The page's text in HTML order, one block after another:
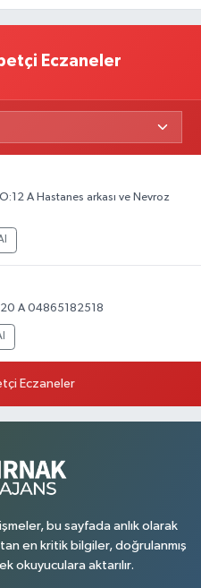
Eczaneler
A Hastanes arkası ve Nevroz
A 04865182518
Eczaneler
bu sayfada anlık olarak
en kritik bilgiler, doğrulanmış
okuyuculara aktarılır.